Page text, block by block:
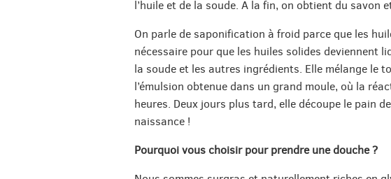
l’huile et de la soude. A la fin, on obtient du savon
On parle de saponification à froid parce que les
nécessaire pour que les huiles solides deviennent
la soude et les autres ingrédients. Elle mélange le
l’émulsion obtenue dans un grand moule, où la
heures. Deux jours plus tard, elle découpe le pain
naissance !
Pourquoi vous choisir pour prendre une douche ?